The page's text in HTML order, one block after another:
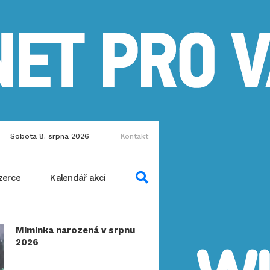
Sobota 8. srpna 2026 Kontakt
Kalendář akcí
Miminka narozená v srpnu
2026